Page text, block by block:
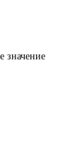
значение